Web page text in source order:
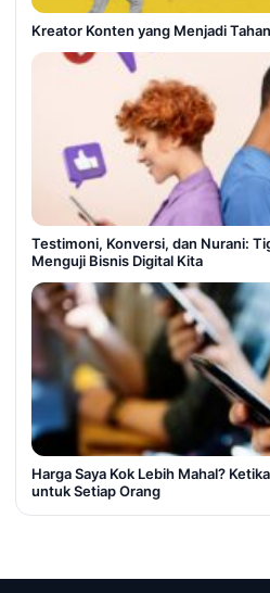
Kreator Konten yang Menjadi
Testimoni, Konversi, dan Nurani:
Menguji Bisnis Digital Kita
Harga Saya Kok Lebih Mahal?
untuk Setiap Orang